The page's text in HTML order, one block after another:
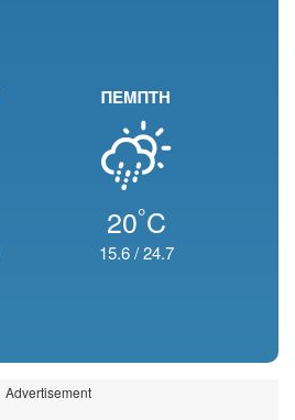
ΠΕΜΠΤΗ
20°C
15.6/24.7
Advertisement